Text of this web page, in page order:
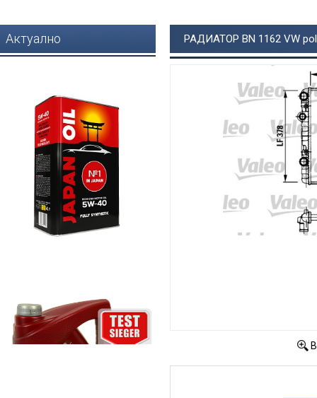
Актуално РАДИАТОР BN 1162 VW